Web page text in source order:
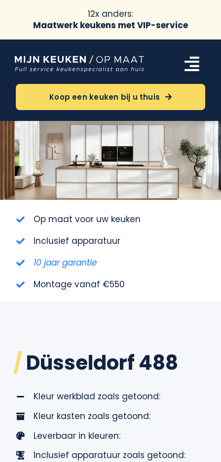
12x anders:
Maatwerk keukens met VIP-service
naar
inhoud
Oriëntatie
Over ons
Meer
Contact
Koop een keuken bij u thuis
Op maat voor uw keuken
Inclusief apparatuur
10 jaar garantie
Montage vanaf €550
/Düsseldorf 488
Kleur werkblad zoals getoond:
Kleur kasten zoals getoond:
Leverbaar in kleuren:
Inclusief apparatuur zoals getoond: